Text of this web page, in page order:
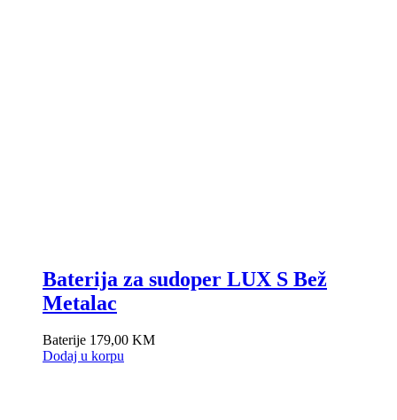
Baterija za sudoper LUX S Bež
Metalac
Baterije 179,00 KM
Dodaj u korpu